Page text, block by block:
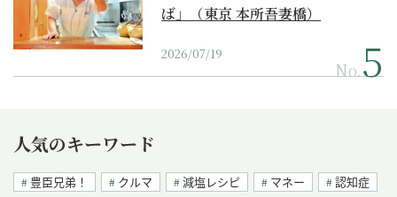
ば」（東京 本所吾妻橋）
2026/07/19
No.
人気のキーワード
豊臣兄弟！ クルマ 減塩レシピ マネー
認知症